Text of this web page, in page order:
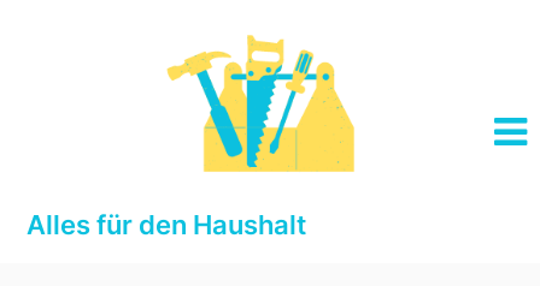
Alles für den Haushalt